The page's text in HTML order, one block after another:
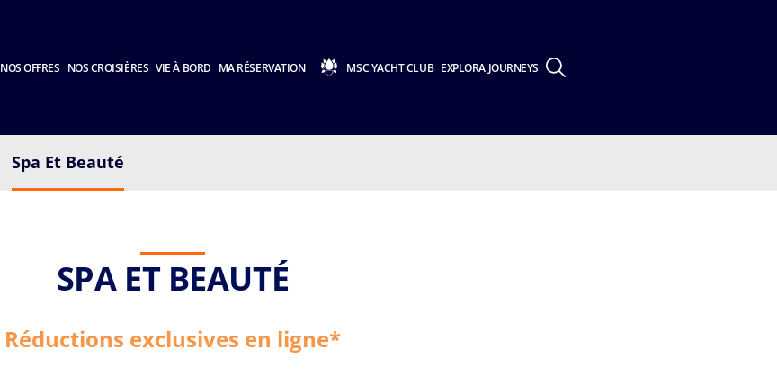
NOS OFFRES NOS CROISIÈRES VIE À BORD MA RÉSERVATION MSC YACHT CLUB EXPLORA JOURNEYS
Spa Et Beauté
SPA ET BEAUTÉ
Réductions exclusives en ligne*